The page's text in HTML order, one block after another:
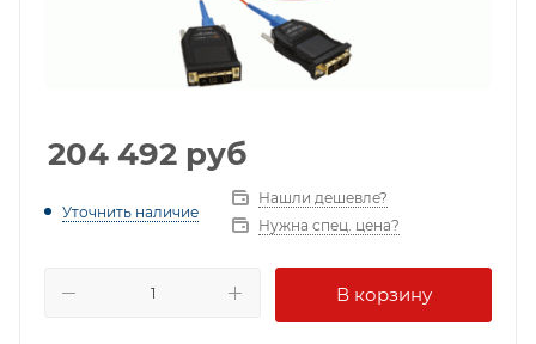
204 492 руб
Уточнить наличие
Нашли дешевле?
Нужна спец. цена?
В корзину